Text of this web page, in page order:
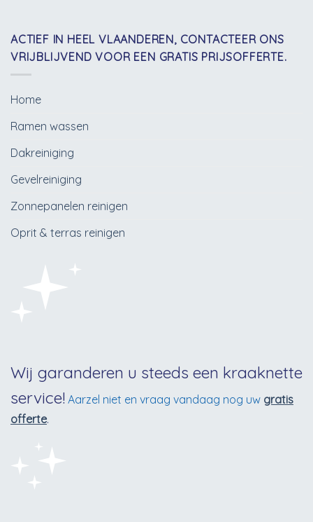
ACTIEF IN HEEL VLAANDEREN, CONTACTEER ONS
VRIJBLIJVEND VOOR EEN GRATIS PRIJSOFFERTE.
Home
Ramen wassen
Dakreiniging
Gevelreiniging
Zonnepanelen reinigen
Oprit & terras reinigen
Wij garanderen u steeds een kraaknette
service! Aarzel niet en vraag vandaag nog uw gratis
offerte.